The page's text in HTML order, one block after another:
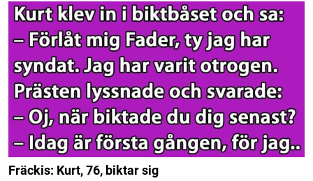
Fräckis: Kurt, 76, biktar sig